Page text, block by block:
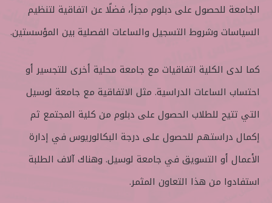
الجامعة للحصول على دبلوم مجزأ، فضلًا عن اتفاقية لتنظيم
السياسات وشروط التسجيل والساعات الفصلية بين المؤسستين.
كما لدى الكلية اتفاقيات مع جامعة محلية أخرى للتجسير أو
احتساب الساعات الدراسية. مثل الاتفاقية مع جامعة لوسيل
التي تتيح للطلاب الحصول على دبلوم من كلية المجتمع ثم
إكمال دراستهم للحصول على درجة البكالوريوس في إدارة
الأعمال أو التسويق في جامعة لوسيل. وهناك آلاف الطلبة
استفادوا من هذا التعاون المثمر.